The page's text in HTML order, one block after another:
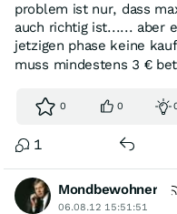
problem ist nur, dass
auch richtig ist...... aber
jetzigen phase keine
muss mindestens 3 €
0 0
1
Mondbewohner
06.08.12 15:51:51